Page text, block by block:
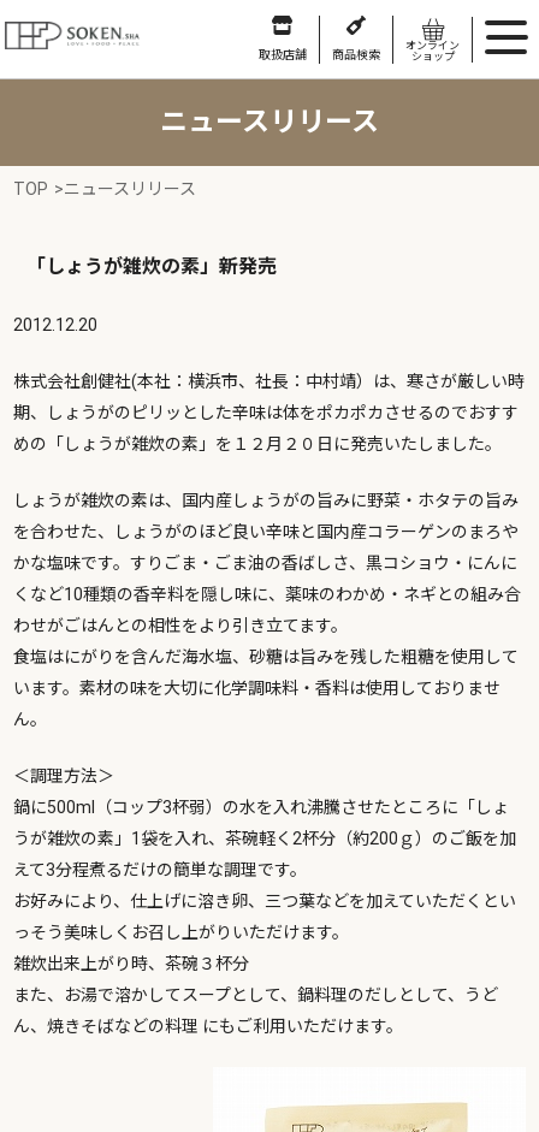
取扱店舗 商品検索
オンライン
ショップ
ニュースリリース
TOP >ニュースリリース
「しょうが雑炊の素」新発売
2012.12.20
株式会社創健社(本社：横浜市、社長：中村靖）は、寒さが厳しい時
期、しょうがのピリッとした辛味は体をポカポカさせるのでおすす
めの「しょうが雑炊の素」を１２月２０日に発売いたしました。
しょうが雑炊の素は、国内産しょうがの旨みに野菜・ホタテの旨み
を合わせた、しょうがのほど良い辛味と国内産コラーゲンのまろや
かな塩味です。すりごま・ごま油の香ばしさ、黒コショウ・にんに
くなど10種類の香辛料を隠し味に、薬味のわかめ・ネギとの組み合
わせがごはんとの相性をより引き立てます。
食塩はにがりを含んだ海水塩、砂糖は旨みを残した粗糖を使用して
います。素材の味を大切に化学調味料・香料は使用しておりませ
ん。
＜調理方法＞
鍋に500ml（コップ3杯弱）の水を入れ沸騰させたところに「しょ
うが雑炊の素」1袋を入れ、茶碗軽く2杯分（約200ｇ）のご飯を加
えて3分程煮るだけの簡単な調理です。
お好みにより、仕上げに溶き卵、三つ葉などを加えていただくとい
っそう美味しくお召し上がりいただけます。
雑炊出来上がり時、茶碗３杯分
また、お湯で溶かしてスープとして、鍋料理のだしとして、うど
ん、焼きそばなどの料理 にもご利用いただけます。